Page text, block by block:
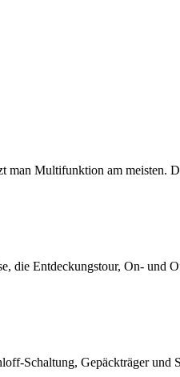
man Multifunktion am meisten.
die Entdeckungstour, On-
Schaltung, Gepäckträger und